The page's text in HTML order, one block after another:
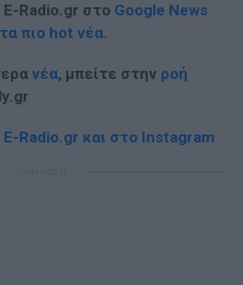
Radio.gr στο Google News
τα πιο hot νέα.
νέα, μπείτε στην ροή
Radio.gr και στο Instagram